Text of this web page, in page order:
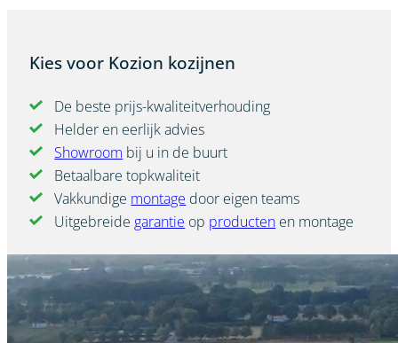
Kies voor Kozion kozijnen
De beste prijs-kwaliteitverhouding
Helder en eerlijk advies
Showroom bij u in de buurt
Betaalbare topkwaliteit
Vakkundige montage door eigen teams
Uitgebreide garantie op producten en montage